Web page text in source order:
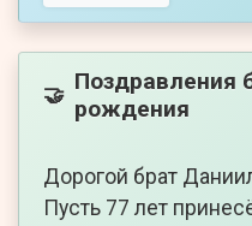
🤝 Поздравления
рождения
Дорогой брат
Пусть 77 лет